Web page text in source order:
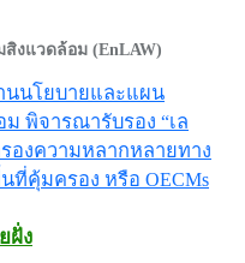
งแวดล้อม (EnLAW)
ฝั่ง